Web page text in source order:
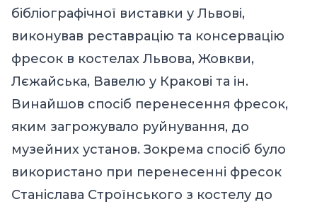
бібліографічної виставки у Львові,
виконував реставрацію та консервацію
фресок в костелах Львова, Жовкви,
Лєжайська, Вавелю у Кракові та ін.
Винайшов спосіб перенесення фресок,
яким загрожувало руйнування, до
музейних установ. Зокрема спосіб було
використано при перенесенні фресок
Станіслава Строїнського з костелу до